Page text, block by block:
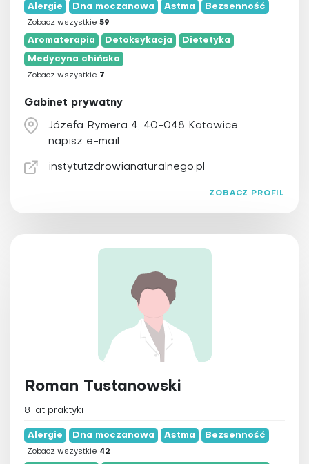
Fizjoterapia
Hipnoza
Hirudoterapia
Holistyczna stomatologia
Homeopatia
Irydologia
Igłoterapia sucha
Joga
Medycyna chińska
Medycyna funkcjonalna
Medycyna integracyjna
Medycyna Tyberańska
Naturopatia
Osteopatia
Ozonoterapia
Pilates
lubuskie
łódzkie
małopolskie
opolskie
pomorskie
Alergie Dna moczanowa Astma Bezsenność
Zobacz wszystkie 59
Aromaterapia Detoksykacja Dietetyka
Medycyna chińska
Zobacz wszystkie 7
Gabinet prywatny
Józefa Rymera 4, 40-048 Katowice
napisz e-mail
instytutzdrowianaturalnego.pl
ZOBACZ PROFIL
Roman Tustanowski
8 lat praktyki
Alergie Dna moczanowa Astma Bezsenność
Zobacz wszystkie 42